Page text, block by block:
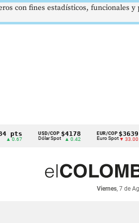
USD/COP
Dólar Spot
$4178
▲ 0.42
EUR/COP
Euro Spot
$3639
▼ 33.00
Viernes, 7 de
con fines estadísticos, funcionales